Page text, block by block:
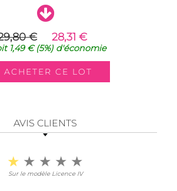
€ 28,31 €
1,49 €(5%)d'économie
AVIS CLIENTS
Sur le modèle Licence IV